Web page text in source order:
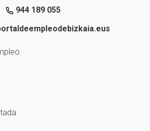
944 189 055